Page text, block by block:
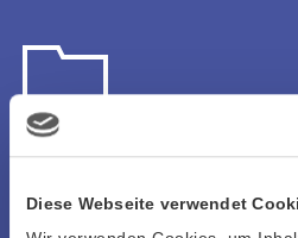
Diese Webseite verwendet
1. Ein neuer
angelegt.